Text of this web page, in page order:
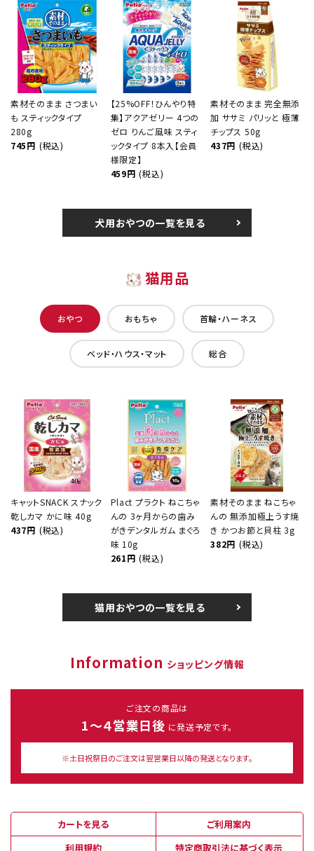
素材そのまま さつまい
も スティックタイプ
280g
745円 (税込)
【25%OFF！ひんやり特
集】アクアゼリー 4つの
ゼロ りんご風味 スティ
ックタイプ 8本入【会員
様限定】
459円 (税込)
素材そのまま 完全無添
加 ササミ パリッと 極薄
チップス 50g
437円 (税込)
犬用おやつの一覧を見る
猫用品
おやつ おもちゃ 首輪・ハーネス
ベッド・ハウス・マット 総合
キャットSNACK スナック
乾しカマ かに味 40g
437円 (税込)
Plact プラクト ねこちゃ
んの 3ヶ月からの歯み
がきデンタルガム まぐろ
味 10g
261円 (税込)
素材そのまま ねこちゃ
んの 無添加極上うす焼
き かつお節と貝柱 3g
382円 (税込)
猫用おやつの一覧を見る
Information ショッピング情報
ご注文の商品は
1～４営業日後 に発送予定です。
※土日祝祭日のご注文は翌営業日以降の発送となります。
カートを見る
ご利用案内
利用規約
特定商取引法に基づく表示